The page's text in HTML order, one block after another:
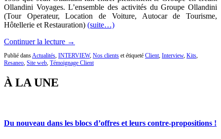
Ollandini Voyages. L’ensemble des activités du Groupe Ollandini
(Tour Operateur, Location de Voiture, Autocar de Tourisme,
Hôtellerie et Restauration) (suite…)
Continuer la lecture →
Publié dans Actualités INTERVIEW, Nos clients et étiqueté Client Interview, Kits
Resaneo Site web Témoignage Client
À LA UNE
Du nouveau dans les blocs d’offres et leurs contre-propositions !